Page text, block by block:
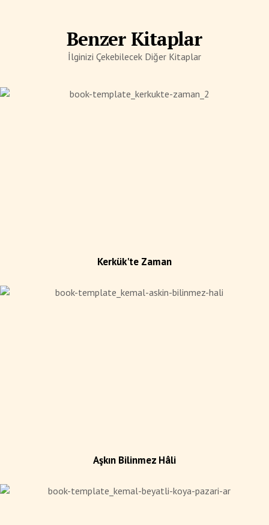
Benzer Kitaplar
İlginizi Çekebilecek Diğer Kitaplar
Kerkük'te Zaman
Aşkın Bilinmez Hâli